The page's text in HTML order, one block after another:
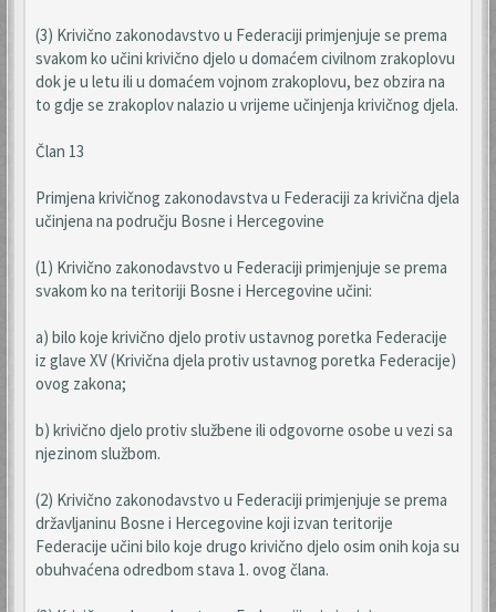
(3) Krivično zakonodavstvo u Federaciji primjenjuje se prema
svakom ko učini krivično djelo u domaćem civilnom zrakoplovu
dok je u letu ili u domaćem vojnom zrakoplovu, bez obzira na
to gdje se zrakoplov nalazio u vrijeme učinjenja krivičnog djela.
Član 13
Primjena krivičnog zakonodavstva u Federaciji za krivična djela
učinjena na području Bosne i Hercegovine
(1) Krivično zakonodavstvo u Federaciji primjenjuje se prema
svakom ko na teritoriji Bosne i Hercegovine učini:
a) bilo koje krivično djelo protiv ustavnog poretka Federacije
iz glave XV (Krivična djela protiv ustavnog poretka Federacije)
ovog zakona;
b) krivično djelo protiv službene ili odgovorne osobe u vezi sa
njezinom službom.
(2) Krivično zakonodavstvo u Federaciji primjenjuje se prema
državljaninu Bosne i Hercegovine koji izvan teritorije
Federacije učini bilo koje drugo krivično djelo osim onih koja su
obuhvaćena odredbom stava 1. ovog člana.